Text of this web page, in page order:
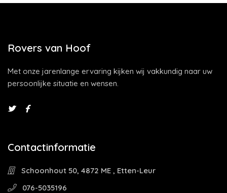
Rovers van Hoof
Met onze jarenlange ervaring kijken wij vakkundig naar uw
persoonlijke situatie en wensen.
Contactinformatie
Schoonhout 50, 4872 ME , Etten-Leur
076-5035196